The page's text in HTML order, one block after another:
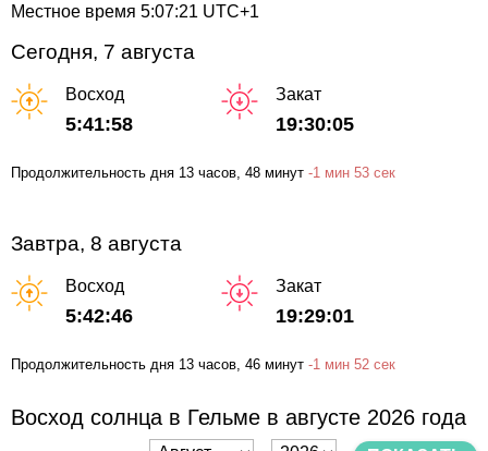
Местное время 5:07:21 UTC+1
Сегодня, 7 августа
Восход
5:41:58
Закат
19:30:05
Продолжительность дня 13 часов , 48 минут -1 мин 53 сек
Завтра, 8 августа
Восход
5:42:46
Закат
19:29:01
Продолжительность дня 13 часов, 46 минут -1 мин 52 сек
Восход солнца в Гельме в августе 2026 года